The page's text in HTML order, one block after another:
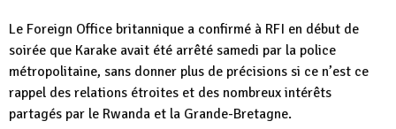
Le Foreign Office britannique a confirmé à RFI en début de
soirée que Karake avait été arrêté samedi par la police
métropolitaine, sans donner plus de précisions si ce n’est ce
rappel des relations étroites et des nombreux intérêts
partagés par le Rwanda et la Grande-Bretagne.